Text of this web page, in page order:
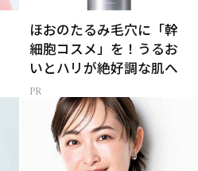
ほおのたるみ毛穴に「幹
細胞コスメ」を！うるお
いとハリが絶好調な肌へ